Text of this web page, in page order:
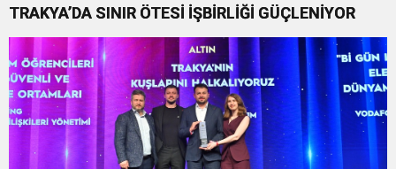
TRAKYA’DA SINIR ÖTESİ İŞBİRLİĞİ GÜÇLENİYOR